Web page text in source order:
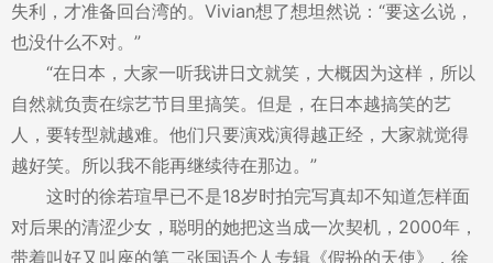
失利，才准备回台湾的。Vivian想了想坦然说：“要这么说，
也没什么不对。”
“在日本，大家一听我讲日文就笑，大概因为这样，所以
自然就负责在综艺节目里搞笑。但是，在日本越搞笑的艺
人，要转型就越难。他们只要演戏演得越正经，大家就觉得
越好笑。所以我不能再继续待在那边。”
这时的徐若瑄早已不是18岁时拍完写真却不知道怎样面
对后果的清涩少女，聪明的她把这当成一次契机，2000年，
带着叫好又叫座的第二张国语个人专辑《假扮的天使》，徐